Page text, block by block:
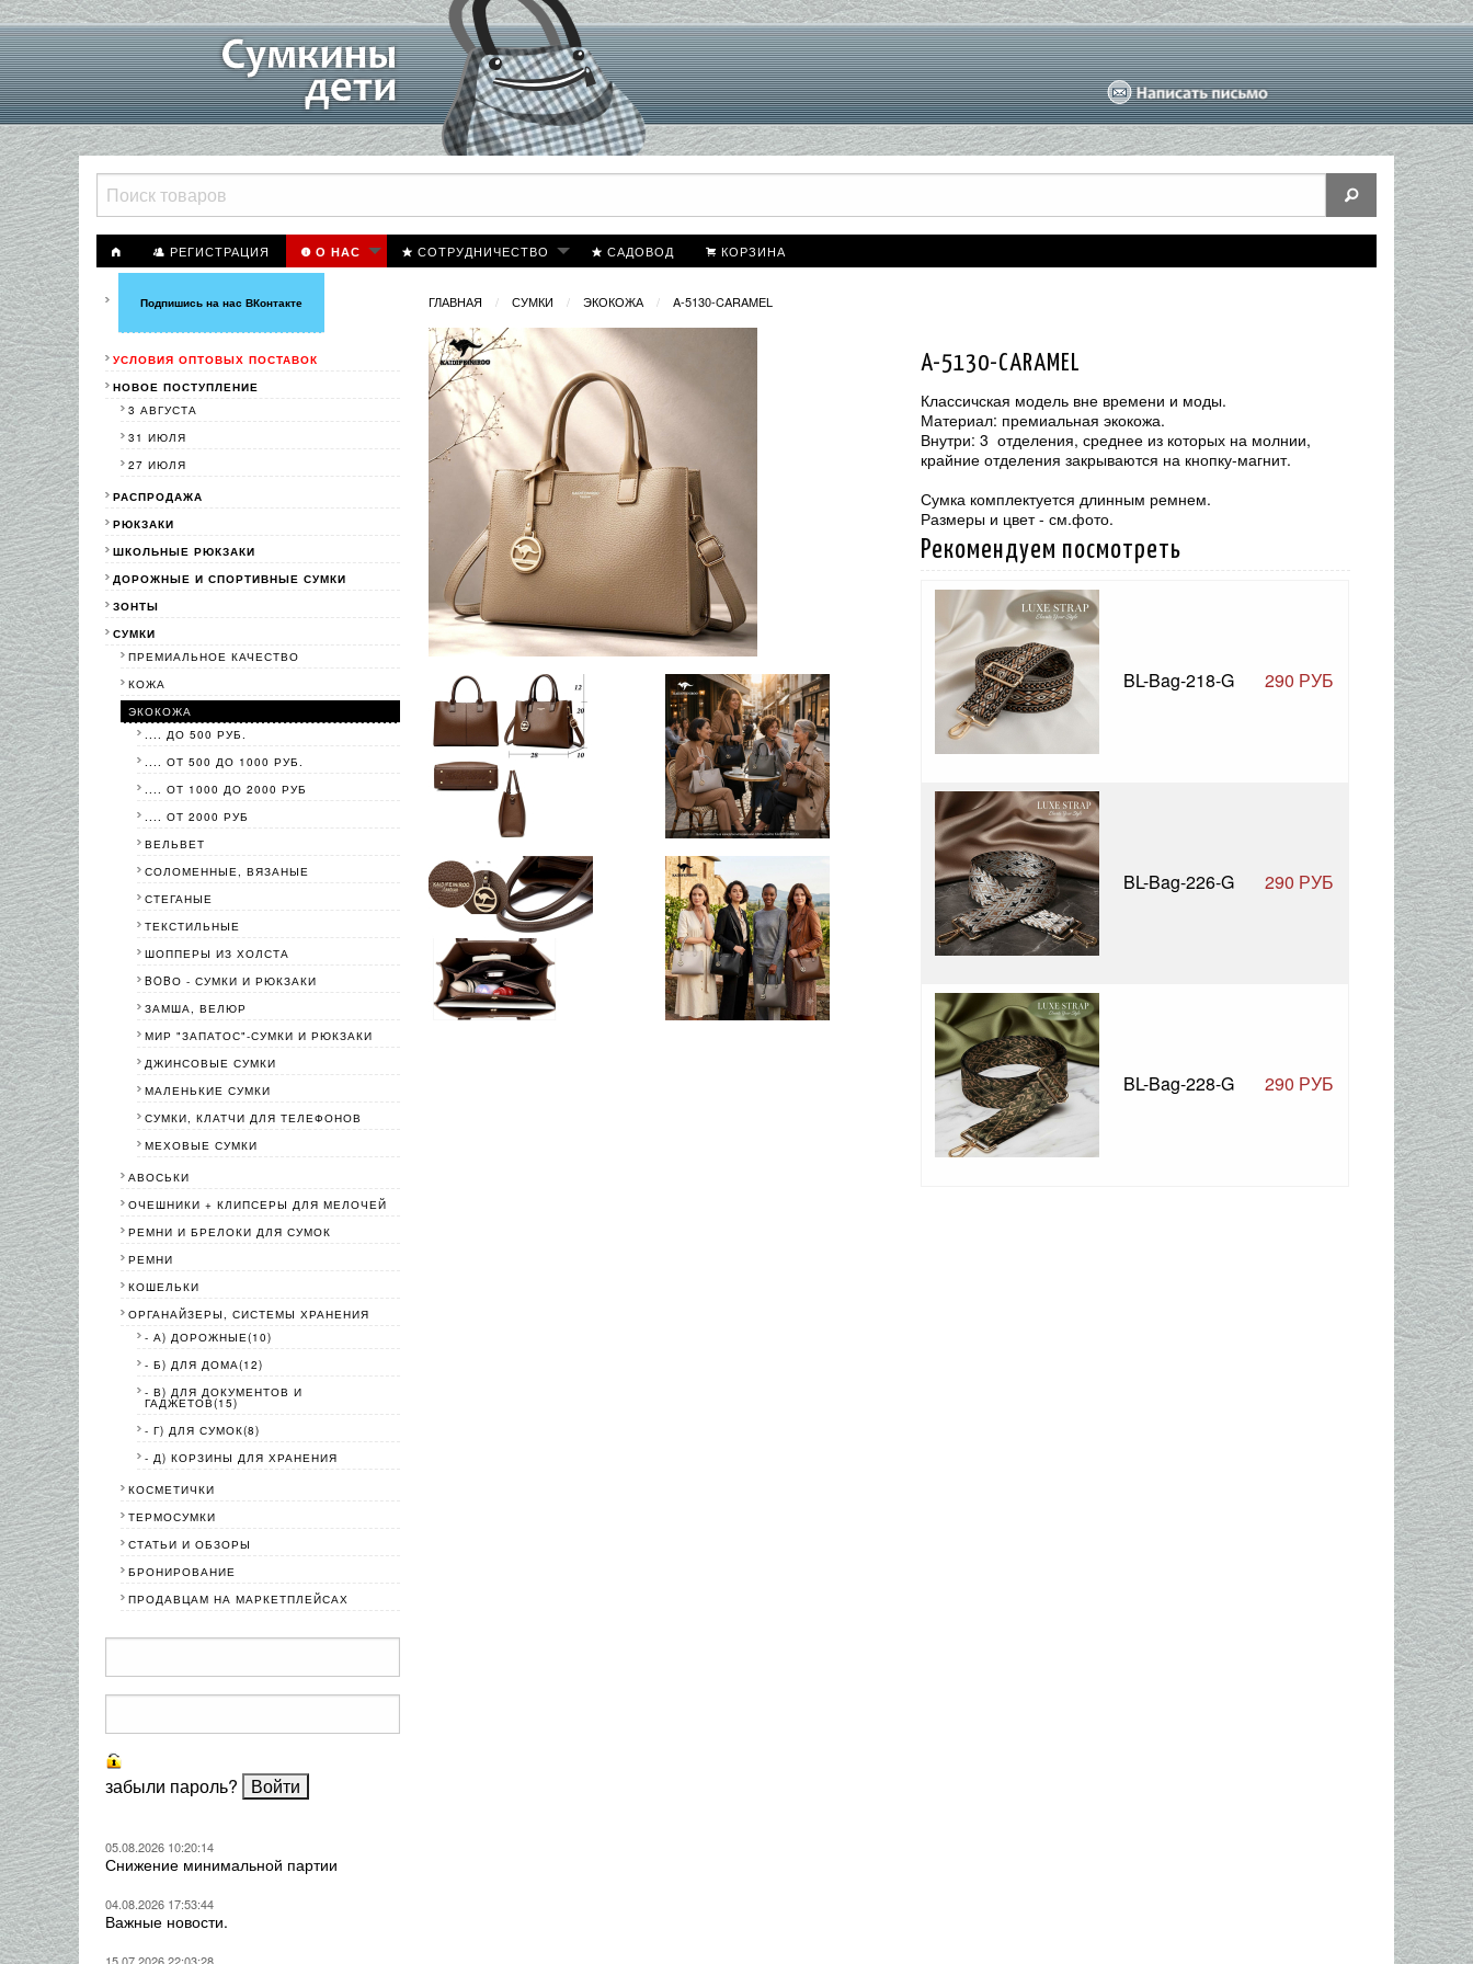
РЕГИСТРАЦИЯ О НАС СОТРУДНИЧЕСТВО САДОВОД КОРЗИНА
ГЛАВНАЯ СУМКИ ЭКОКОЖА A-5130-CARAMEL
A-5130-CARAMEL
Классичская модель вне времени и моды.
Материал: премиальная экокожа.
Внутри: 3 отделения, среднее из которых на молнии,
крайние отделения закрываются на кнопку-магнит.
Сумка комплектуется длинным ремнем.
Размеры и цвет - см.фото.
Рекомендуем посмотреть
BL-Bag-218-G 290 РУБ
BL-Bag-226-G 290 РУБ
BL-Bag-228-G 290 РУБ
Подпишись на нас ВКонтакте
УСЛОВИЯ ОПТОВЫХ ПОСТАВОК
НОВОЕ ПОСТУПЛЕНИЕ
3 АВГУСТА
31 ИЮЛЯ
27 ИЮЛЯ
РАСПРОДАЖА
РЮКЗАКИ
ШКОЛЬНЫЕ РЮКЗАКИ
ДОРОЖНЫЕ И СПОРТИВНЫЕ СУМКИ
ЗОНТЫ
СУМКИ
ПРЕМИАЛЬНОЕ КАЧЕСТВО
КОЖА
ЭКОКОЖА
.... ДО 500 РУБ.
.... ОТ 500 ДО 1000 РУБ.
.... ОТ 1000 ДО 2000 РУБ
.... ОТ 2000 РУБ
ВЕЛЬВЕТ
СОЛОМЕННЫЕ, ВЯЗАНЫЕ
СТЕГАНЫЕ
ТЕКСТИЛЬНЫЕ
ШОППЕРЫ ИЗ ХОЛСТА
BOBО - СУМКИ И РЮКЗАКИ
ЗАМША, ВЕЛЮР
МИР "ЗАПАТОС"-СУМКИ И РЮКЗАКИ
ДЖИНСОВЫЕ СУМКИ
МАЛЕНЬКИЕ СУМКИ
СУМКИ, КЛАТЧИ ДЛЯ ТЕЛЕФОНОВ
МЕХОВЫЕ СУМКИ
АВОСЬКИ
ОЧЕШНИКИ + КЛИПСЕРЫ ДЛЯ МЕЛОЧЕЙ
РЕМНИ И БРЕЛОКИ ДЛЯ СУМОК
РЕМНИ
КОШЕЛЬКИ
ОРГАНАЙЗЕРЫ, СИСТЕМЫ ХРАНЕНИЯ
- А) ДОРОЖНЫЕ(10)
- Б) ДЛЯ ДОМА(12)
- В) ДЛЯ ДОКУМЕНТОВ И
ГАДЖЕТОВ(15)
- Г) ДЛЯ СУМОК(8)
- Д) КОРЗИНЫ ДЛЯ ХРАНЕНИЯ
КОСМЕТИЧКИ
ТЕРМОСУМКИ
СТАТЬИ И ОБЗОРЫ
БРОНИРОВАНИЕ
ПРОДАВЦАМ НА МАРКЕТПЛЕЙСАХ
забыли пароль?
05.08.2026 10:20:14
Снижение минимальной партии
04.08.2026 17:53:44
Важные новости.
15.07.2026 22:03:28